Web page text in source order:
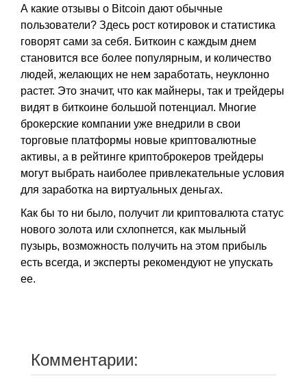
А какие отзывы о Bitcoin дают обычные
пользователи? Здесь рост котировок и статистика
говорят сами за себя. Биткоин с каждым днем
становится все более популярным, и количество
людей, желающих не нем заработать, неуклонно
растет. Это значит, что как майнеры, так и трейдеры
видят в биткоине большой потенциал. Многие
брокерские компании уже внедрили в свои
торговые платформы новые криптовалютные
активы, а в рейтинге криптоброкеров трейдеры
могут выбрать наиболее привлекательные условия
для заработка на виртуальных деньгах.
Как бы то ни было, получит ли криптовалюта статус
нового золота или схлопнется, как мыльный
пузырь, возможность получить на этом прибыль
есть всегда, и эксперты рекомендуют не упускать
ее.
Комментарии: